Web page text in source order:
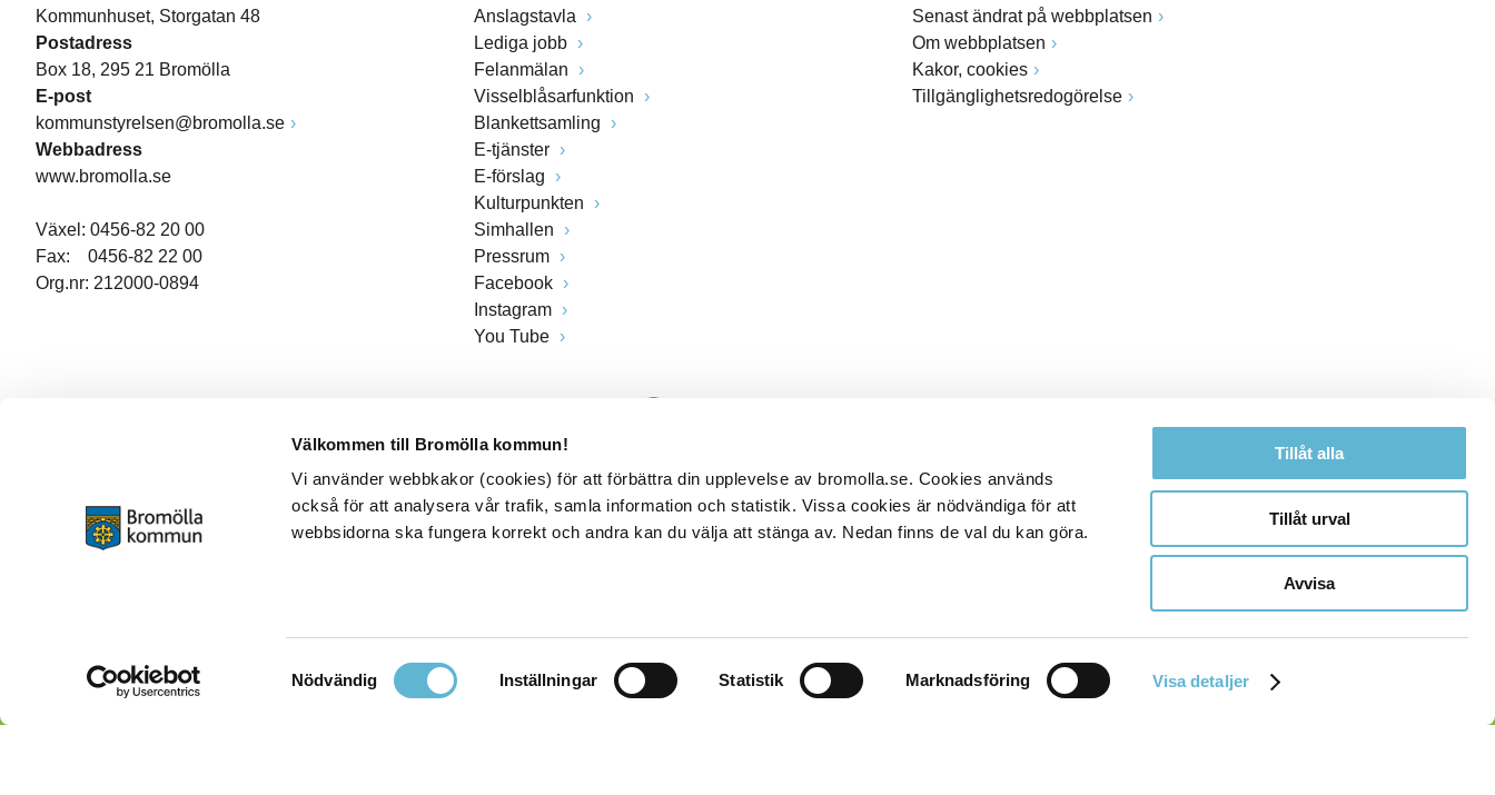
Välkommen till Bromölla kommun!
Vi använder webbkakor (cookies) för att förbättra din upplevelse av bromolla.se. Cookies används
också för att analysera vår trafik, samla information och statistik. Vissa cookies är nödvändiga för att
webbsidorna ska fungera korrekt och andra kan du välja att stänga av. Nedan finns de val du kan göra.
Samtyckesval
Nödvändig Inställningar Statistik Marknadsföring Visa detaljer
Tillåt alla
Tillåt urval
Avvisa
Kommunhuset, Storgatan 48
Postadress
Box 18, 295 21 Bromölla
E-post
kommunstyrelsen@bromolla.se
Webbadress
www.bromolla.se
Växel: 0456-82 20 00
Fax: 0456-82 22 00
Org.nr: 212000-0894
Anslagstavla
Lediga jobb
Felanmälan
Visselblåsarfunktion
Blankettsamling
E-tjänster
E-förslag
Kulturpunkten
Simhallen
Pressrum
Facebook
Instagram
You Tube
Senast ändrat på webbplatsen
Om webbplatsen
Kakor, cookies
Tillgänglighetsredogörelse